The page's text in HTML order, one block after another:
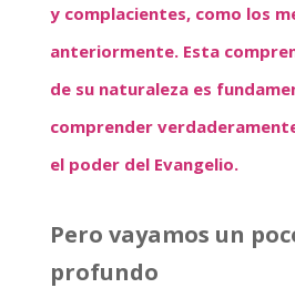
y complacientes, como los
anteriormente. Esta
de su naturaleza es
comprender
el poder del Evangelio.
Pero vayamos un
profundo